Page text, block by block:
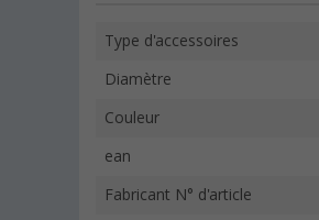
Type d'accessoires
Diamètre
Couleur
ean
Fabricant N° d'article